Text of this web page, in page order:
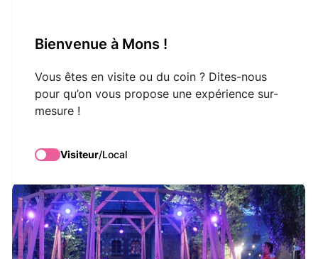
Bienvenue à Mons !
Vous êtes en visite ou du coin ? Dites-nous
pour qu’on vous propose une expérience sur-
mesure !
Visiteur/Local
DJ Afterwork 2026